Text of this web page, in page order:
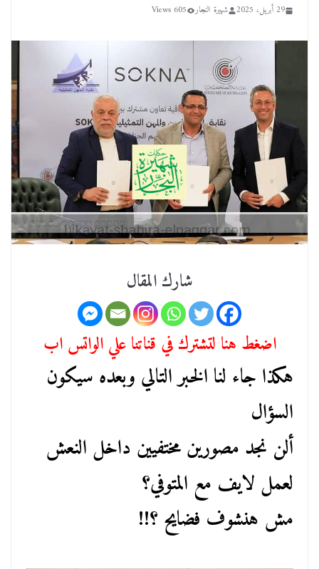
29 أبريل، 2025 شهيرة النجار 605 Views
شارك المقال
اضغط هنا لتشترك في قناتنا علي الواتس اب
هكذا جاء لنا الخبر التالي وبعده سيكون
السؤال
ألن نجد مصورين مختفيين داخل النعش
لعمل لايف مع المتوفي؟
مش هنشوف فضايح ؟!!